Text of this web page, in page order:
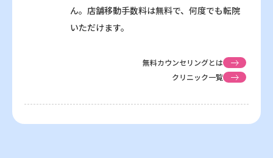
ん。店舗移動手数料は無料で、何度でも転院
いただけます。
無料カウンセリングとは
クリニック一覧